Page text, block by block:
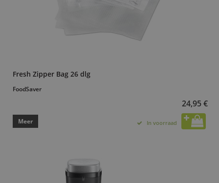
Fresh Zipper Bag 26 dlg
FoodSaver
24,95 €
Meer In voorraad